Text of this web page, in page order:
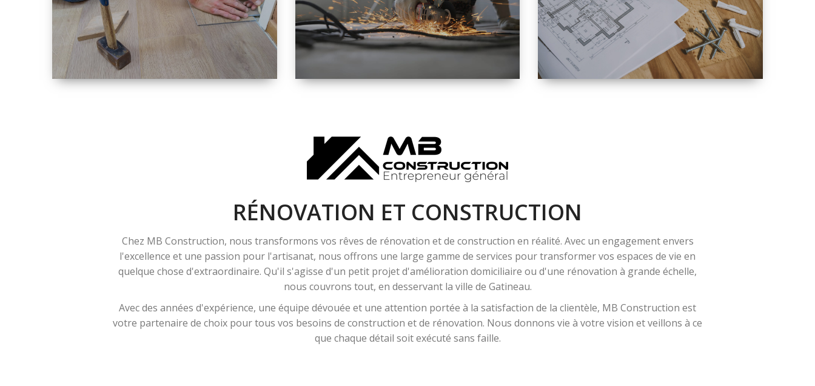
INTÉRIEURE ET
EXTÉRIEURE
RÉNOVATION ET CONSTRUCTION
Chez MB Construction, nous transformons vos rêves de rénovation et de construction en réalité. Avec un engagement envers
l'excellence et une passion pour l'artisanat, nous offrons une large gamme de services pour transformer vos espaces de vie en
quelque chose d'extraordinaire. Qu'il s'agisse d'un petit projet d'amélioration domiciliaire ou d'une rénovation à grande échelle,
nous couvrons tout, en desservant la ville de Gatineau.
Avec des années d'expérience, une équipe dévouée et une attention portée à la satisfaction de la clientèle, MB Construction est
votre partenaire de choix pour tous vos besoins de construction et de rénovation. Nous donnons vie à votre vision et veillons à ce
que chaque détail soit exécuté sans faille.